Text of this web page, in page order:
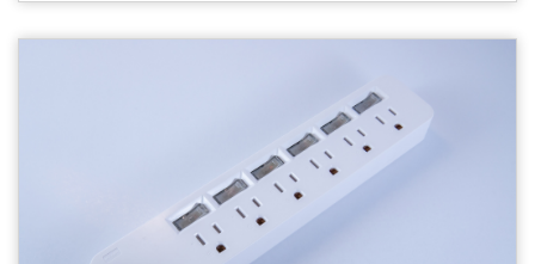
Outlets Body
3.基板指示燈(選配) Surge Protect Indicator
本產品加裝突波基板,能有效吸收異常電壓脈波,保持電
壓穩定狀態,保護電器用品,延長使用壽命；